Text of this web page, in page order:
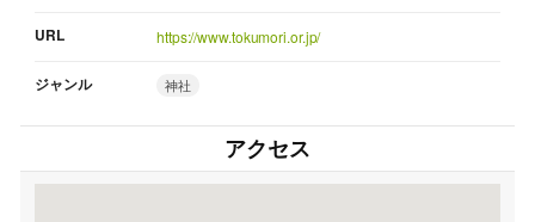
URL https://www.tokumori.or.jp/
ジャンル 神社
アクセス